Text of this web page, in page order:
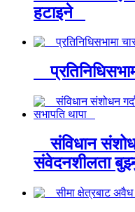
हटाइने
संविधान
संवेदनशीलता